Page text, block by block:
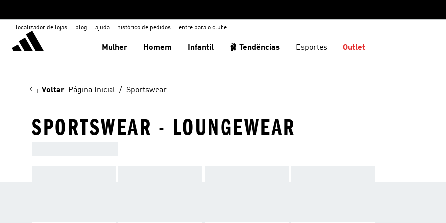
localizador de lojas blog ajuda histórico de pedidos entre para o clube
Mulher Homem Infantil 🩰 Tendências Esportes Outlet
Voltar Página Inicial Sportswear
SPORTSWEAR - LOUNGEWEAR